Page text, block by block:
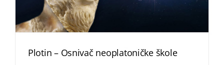
Plotin – Osnivač neoplatoničke škole